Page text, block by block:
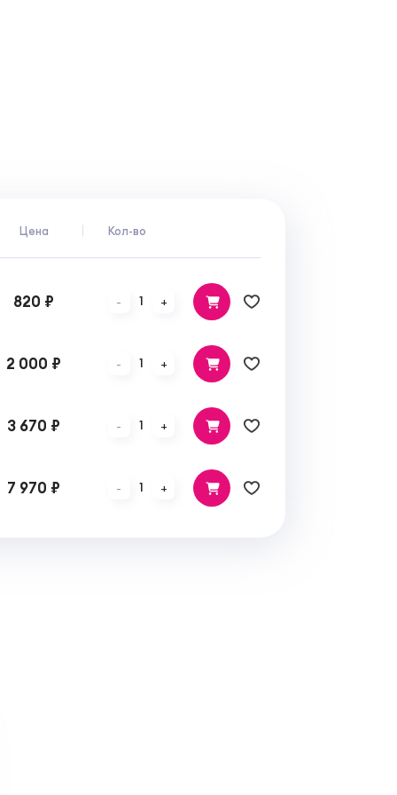
Цена Кол-во
820 ₽ - 1 +
2 000 ₽ - 1 +
3 670 ₽ - 1 +
7 970 ₽ - 1 +